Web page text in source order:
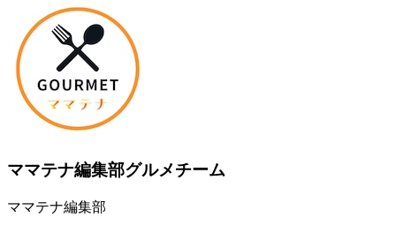
ママテナ編集部グルメチーム
ママテナ編集部